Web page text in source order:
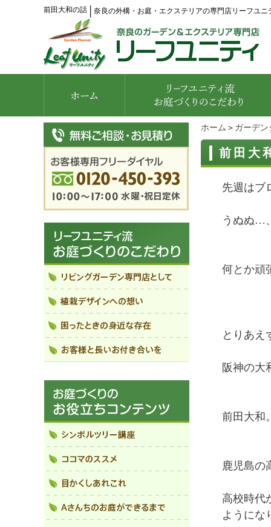
前田大和の話 奈良の外構・お庭・エクステリアの専門店リーフユニ
ホーム ＞ ガーデ
前田大
先週はブ
うぬぬ…
何とか頑
とりあえ
阪神の大
前田大和。
鹿児島の
高校時代
ようにな